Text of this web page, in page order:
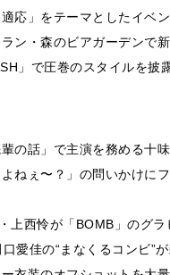
応」をテーマとしたイベ
ン・森のビアガーデンで
」で圧巻のスタイルを
輩の話」で主演を務める十
ねぇ〜？」の問いかけに
上西怜が「BOMB」のグ
愛佳の“まなくるコンビ”